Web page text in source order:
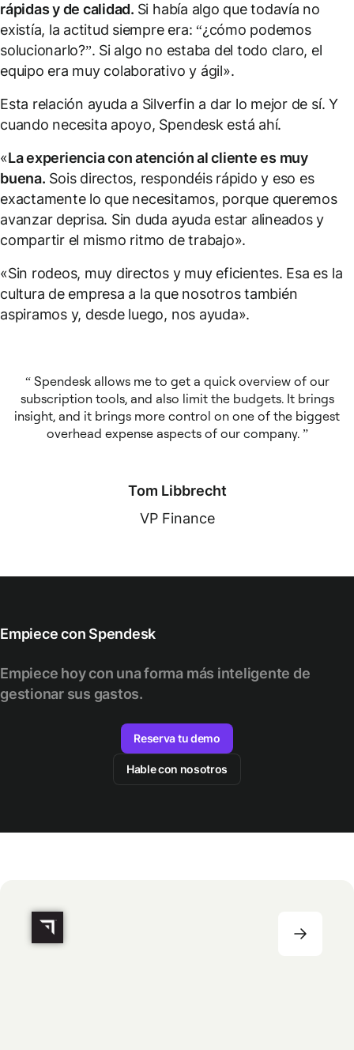
rápidas y de calidad. Si había algo que todavía no
existía, la actitud siempre era: “¿cómo podemos
solucionarlo?”. Si algo no estaba del todo claro, el
equipo era muy colaborativo y ágil».
Esta relación ayuda a Silverfin a dar lo mejor de sí. Y
cuando necesita apoyo, Spendesk está ahí.
«La experiencia con atención al cliente es muy
buena. Sois directos, respondéis rápido y eso es
exactamente lo que necesitamos, porque queremos
avanzar deprisa. Sin duda ayuda estar alineados y
compartir el mismo ritmo de trabajo».
«Sin rodeos, muy directos y muy eficientes. Esa es la
cultura de empresa a la que nosotros también
aspiramos y, desde luego, nos ayuda».
Spendesk allows me to get a quick overview of our
subscription tools, and also limit the budgets. It brings
insight, and it brings more control on one of the biggest
overhead expense aspects of our company.
Tom Libbrecht
VP Finance
Empiece con Spendesk
Empiece hoy con una forma más inteligente de
gestionar sus gastos.
Reserva tu demo
Hable con nosotros